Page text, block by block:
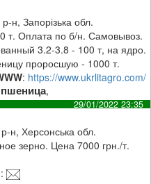
н, Запорізька обл.
т. Оплата по б/н. Самовывоз.
3.2-3.8 - 100 т, на ядро.
проросшую - 1000 т.
: https://www.ukrlitagro.com/
пшеница,
29/01/2022 23:35
н, Херсонська обл.
зерно. Цена 7000 грн./т.
: